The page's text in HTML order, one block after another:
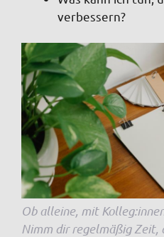
verbessern?
Ob alleine, mit
Nimm dir regelmäßig Zeit,